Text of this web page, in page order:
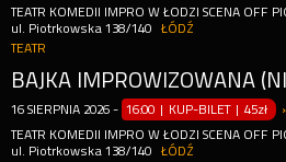
TEATR KOMEDII IMPRO W ŁODZI SCENA OFF
ul. Piotrkowska 138/140
ŁÓDŹ
TEATR
16 SIERPNIA 2026 - 16:00 | KUP-BILET |45zł
TEATR KOMEDII IMPRO W ŁODZI SCENA OFF
ul. Piotrkowska 138/140
ŁÓDŹ